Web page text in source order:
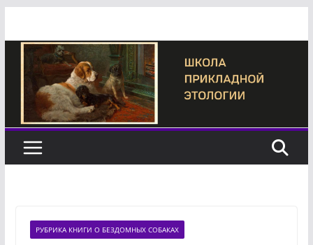
содержимому
РУБРИКА КНИГИ О БЕЗДОМНЫХ СОБАКАХ